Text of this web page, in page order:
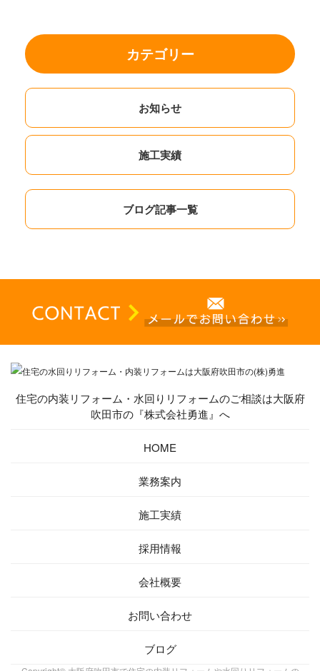
カテゴリー
お知らせ
施工実績
ブログ記事一覧
住宅の内装リフォーム・水回りリフォームのご相談は大阪府
吹田市の『株式会社勇進』へ
HOME
業務案内
施工実績
採用情報
会社概要
お問い合わせ
ブログ